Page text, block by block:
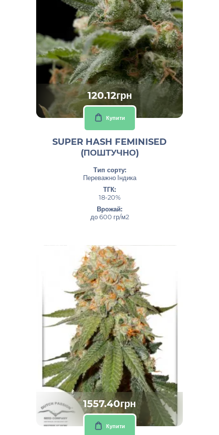
120.12грн
Купити
SUPER HASH FEMINISED
(ПОШТУЧНО)
Тип сорту:
Переважно Індика
ТГК:
18-20%
Врожай:
до 600 гр/м2
1557.40грн
Купити